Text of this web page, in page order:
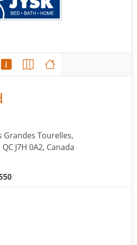
Grandes Tourelles,
J7H 0A2, Canada